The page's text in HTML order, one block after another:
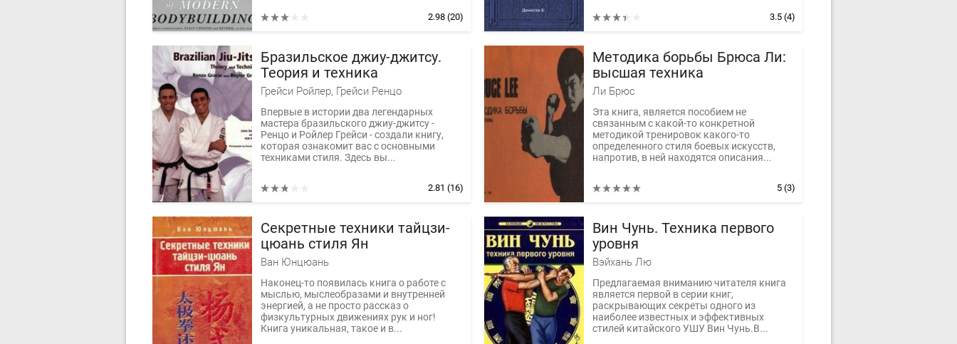
2.98 (20) 3.5(4)
Бразильское джиу-джитсу.
Теория и техника
Грейси Ройлер, Грейси Ренцо
Впервые в истории два легендарных
мастера бразильского джиу-джитсу -
Ренцо и Ройлер Грейси - создали книгу,
которая ознакомит вас с основными
техниками стиля. Здесь вы...
2.81 (16)
Методика борьбы Брюса Ли:
высшая техника
Ли Брюс
Эта книга, является пособием не
связанным с какой-то конкретной
методикой тренировок какого-то
определенного стиля боевых искусств,
напротив, в ней находятся описания...
5(3)
Секретные техники тайцзи-
цюань стиля Ян
Ван Юнцюань
Наконец-то появилась книга о работе с
мыслью, мыслеобразами и внутренней
энергией, а не просто рассказ о
физкультурных движениях рук и ног!
Книга уникальная, такое и в...
Вин Чунь. Техника первого
уровня
Вэйхань Лю
Предлагаемая вниманию читателя книга
является первой в серии книг,
раскрывающих секреты одного из
наиболее известных и эффективных
стилей китайского УШУ Вин Чунь.В...